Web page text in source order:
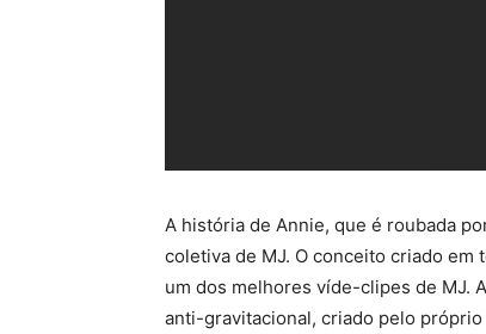
A história de Annie, que é roubada
coletiva de MJ. O conceito criado
um dos melhores víde-clipes de MJ.
anti-gravitacional, criado pelo próprio